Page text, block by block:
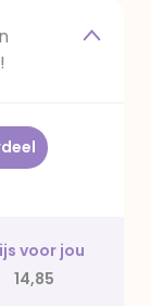
voor jou
14,85